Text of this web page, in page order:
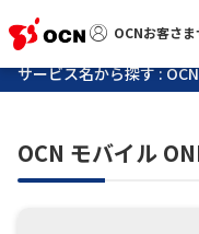
OCNお客さ
OCNお客さまサポ
サポートトップ
サービス名から探す :
OCN モバイル